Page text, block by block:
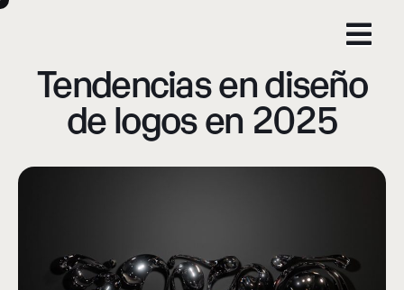
Tendencias en diseño
de logos en 2025